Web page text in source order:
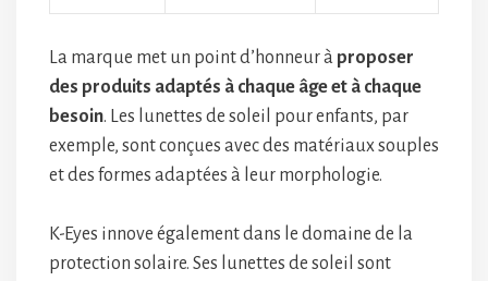
La marque met un point d’honneur à proposer
des produits adaptés à chaque âge et à chaque
besoin. Les lunettes de soleil pour enfants, par
exemple, sont conçues avec des matériaux souples
et des formes adaptées à leur morphologie.
K-Eyes innove également dans le domaine de la
protection solaire. Ses lunettes de soleil sont